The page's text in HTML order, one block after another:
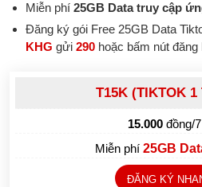
Miễn phí25GB Data truy cập
Đăng ký gói Free 25GB Data
KHG gửi290 hoặc bấm nút
T15K (TIKTOK 1
15.000đồng/
Miễn phí25GB
ĐĂNG KÝ